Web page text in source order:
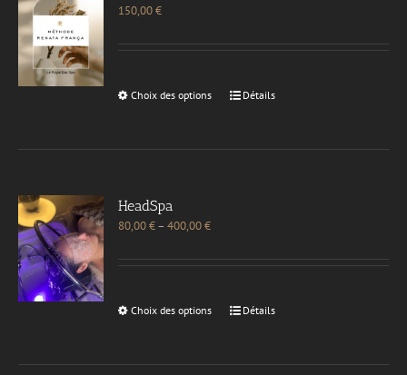
150,00€
Choix des options Détails
HeadSpa
80,00€–400,00€
Choix des options Détails